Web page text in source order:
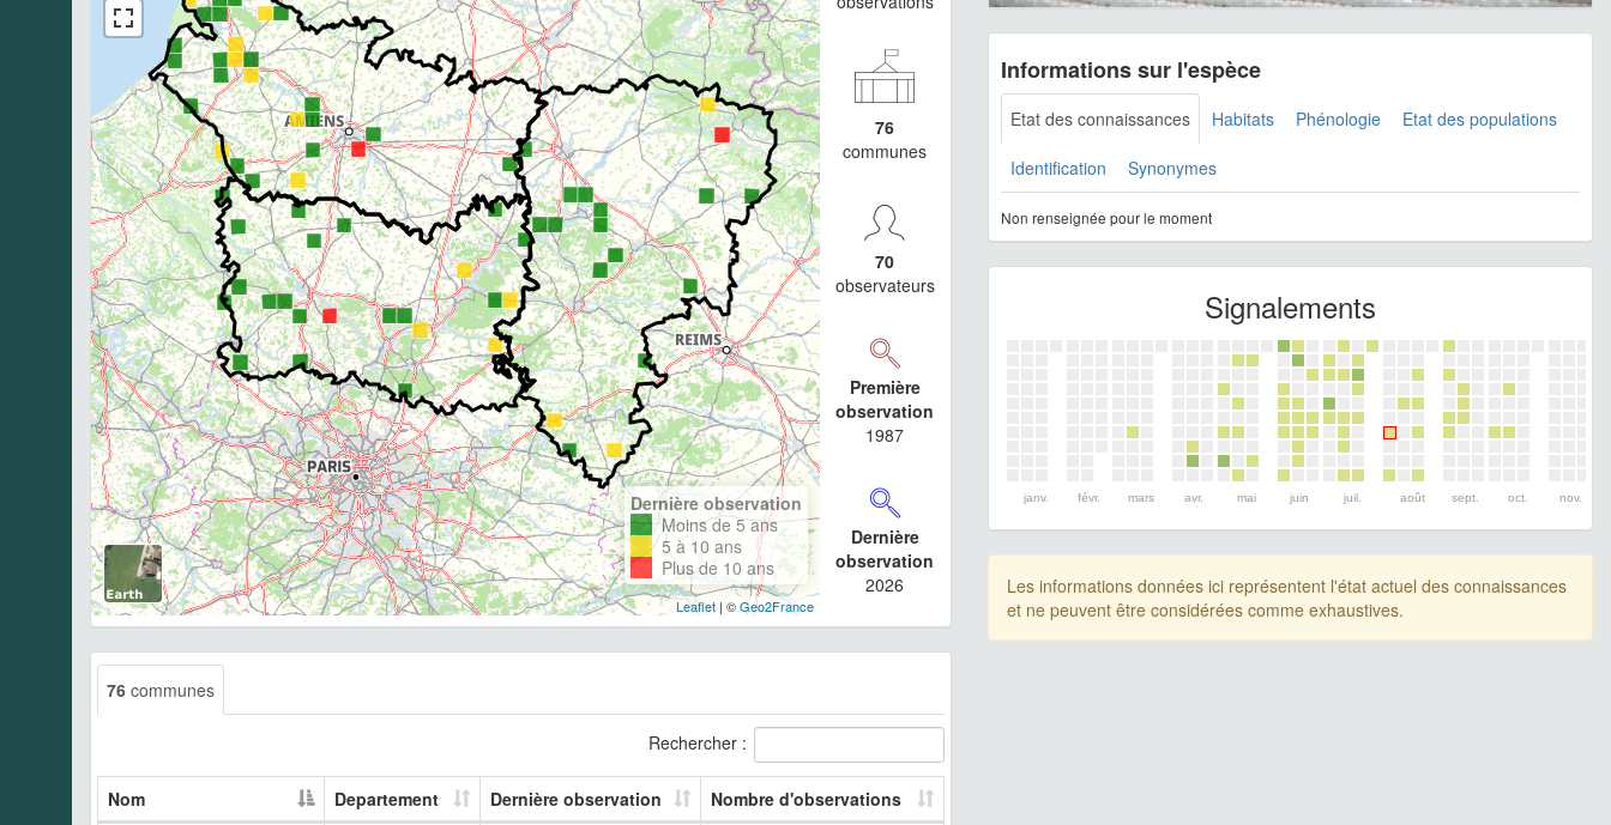
Dernière observation
Moins de 5 ans
5 à 10 ans
Plus de 10 ans
Leaflet| ©Geo2France
76
communes
70
observateurs
Première
observation
1987
Dernière
observation
2026
76 communes
Rechercher :
Nom Departement Dernière observation
Nombre d'observations
Informations sur l'espèce
Etat des connaissances Habitats Phénologie Etat des populations
Identification Synonymes
Non renseignée pour le moment
Signalements
janv. févr. mars avr. mai juin juil. août sept. oct. nov.
Les informations données ici représentent l'état actuel des connaissances
et ne peuvent être considérées comme exhaustives.